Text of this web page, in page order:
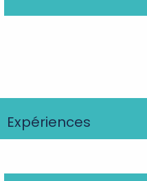
Expériences
et idées séjours
mail.
conseil ?
assistant virtuel, il